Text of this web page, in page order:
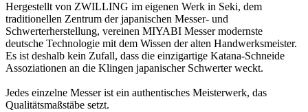
Hergestellt von ZWILLING im eigenen Werk in Seki, dem
traditionellen Zentrum der japanischen Messer- und
Schwerterherstellung, vereinen MIYABI Messer modernste
deutsche Technologie mit dem Wissen der alten Handwerksmeister.
Es ist deshalb kein Zufall, dass die einzigartige Katana-Schneide
Assoziationen an die Klingen japanischer Schwerter weckt.
Jedes einzelne Messer ist ein authentisches Meisterwerk, das
Qualitätsmaßstäbe setzt.